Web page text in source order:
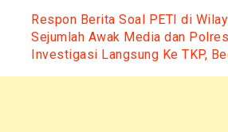
Respon Berita Soal PETI di
Sejumlah Awak Media dan
Investigasi Langsung Ke TKP,